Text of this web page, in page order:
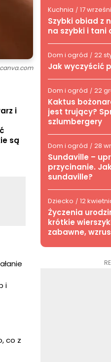
canva.com
i
są
i
co z
Kuchnia / 17
Szybki obiad z
na szybki i tani
Dom i ogród / 22
Jak wyczyścić
Dom i ogród / 22
Kaktus
jest trujący?
szlumbergery
Dom i ogród / 28
Sundaville –
przycinanie.
sundaville?
Dziecko / 12
Życzenia
krótkie
zabawne,